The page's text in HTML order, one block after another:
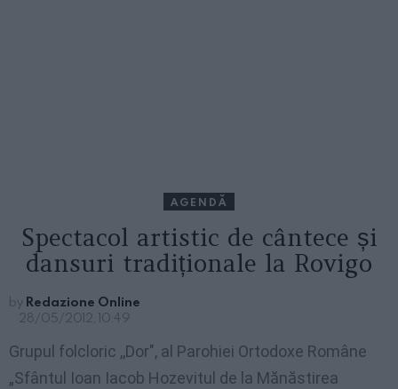
AGENDĂ
Spectacol artistic de cântece și
dansuri tradiționale la Rovigo
by Redazione Online
28/05/2012, 10:49
Grupul folcloric ,,Dor", al Parohiei Ortodoxe Române
„Sfântul Ioan Iacob Hozevitul de la Mănăstirea